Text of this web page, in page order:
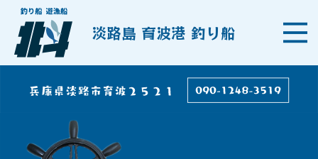
淡路島 育波港 釣り船